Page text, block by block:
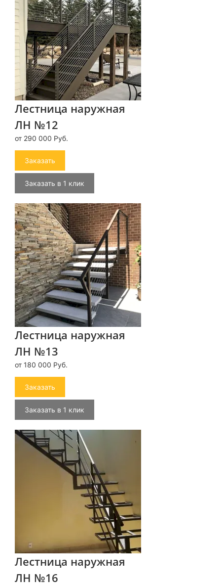
Лестница наружная
ЛН №12
от 290 000 Руб.
Заказать
Заказать в 1 клик
Лестница наружная
ЛН №13
от 180 000 Руб.
Заказать
Заказать в 1 клик
Лестница наружная
ЛН №16